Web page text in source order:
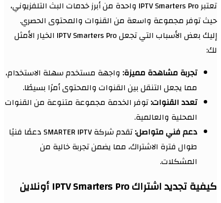
تعتبر IPTV Smarters Pro واحدة من أبرز خدمات البث التلفزيوني،
حيث توفر مجموعة واسعة من القنوات والمحتوى الحصري.
إليك بعض الأسباب التي تجعل IPTV Smarters Pro الخيار الأمثل
لك:
تجربة مشاهدة مميزة: واجهة مستخدم سهلة الاستخدام،
مما يجعل التنقل بين القنوات والمحتوى أمرًا بسيطًا.
تعدد القنوات:توفر الخدمة مجموعة متنوعة من القنوات
المحلية والعالمية.
دعم فني متواصل:
تقدم شركة SMARTER IPTV دعمًا فنيًا
طوال فترة الاشتراك، مما يضمن تجربة خالية من
المشكلات.
كيفية تجديد اشتراك IPTV Smarters Pro أونلاين